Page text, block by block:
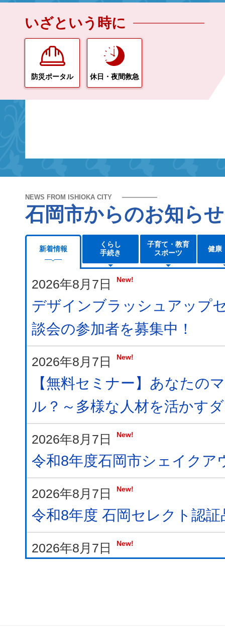
いざという時に
防災ポータル 休日・夜間救急
NEWS FROM ISHIOKA CITY
石岡市からのお知らせ
新着情報
くらし
手続き
子育て・教育
スポーツ
健康
2026年8月7日 New!
デザインブラッシュアップ
談会の参加者を募集中！
2026年8月7日 New!
【無料セミナー】あなたの
ル？～多様な人材を活かす
2026年8月7日 New!
令和8年度石岡市シェイクア
2026年8月7日 New!
令和8年度 石岡セレクト認
2026年8月7日 New!